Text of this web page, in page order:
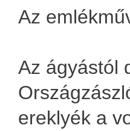
Az
Az ágyástól
ereklyék a